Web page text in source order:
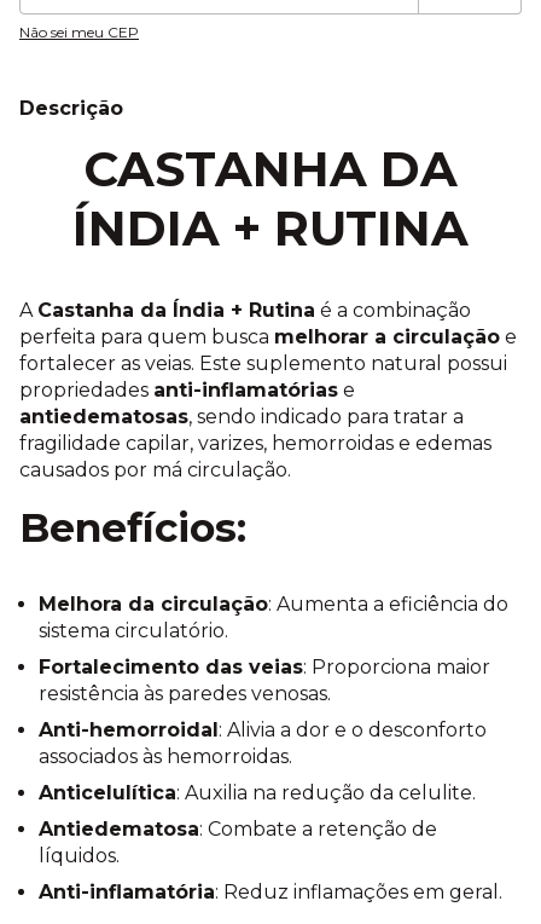
Não sei meu CEP
Descrição
CASTANHA DA
ÍNDIA + RUTINA
A Castanha da Índia + Rutina é a combinação
perfeita para quem busca melhorar a circulação e
fortalecer as veias. Este suplemento natural possui
propriedades anti-inflamatórias e
antiedematosas, sendo indicado para tratar a
fragilidade capilar, varizes, hemorroidas e edemas
causados por má circulação.
Benefícios:
Melhora da circulação: Aumenta a eficiência do
sistema circulatório.
Fortalecimento das veias: Proporciona maior
resistência às paredes venosas.
Anti-hemorroidal : Alivia a dor e o desconforto
associados às hemorroidas.
Anticelulítica: Auxilia na redução da celulite.
Antiedematosa: Combate a retenção de
líquidos.
Anti-inflamatória: Reduz inflamações em geral.